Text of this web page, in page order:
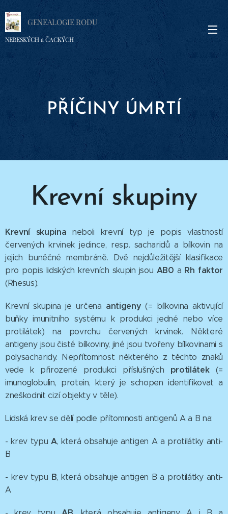
GENEALOGIE RODU
NEBESKÝCH a ČACKÝCH
PŘÍČINY ÚMRTÍ
Krevní skupiny
Krevní skupina neboli krevní typ je popis vlastností
červených krvinek jedince, resp. sacharidů a bílkovin na
jejich buněčné membráně. Dvě nejdůležitější klasifikace
pro popis lidských krevních skupin jsou AB0 a Rh faktor
(Rhesus).
Krevní skupina je určena antigeny (= bílkovina aktivující
buňky imunitního systému k produkci jedné nebo více
protilátek) na povrchu červených krvinek. Některé
antigeny jsou čisté bílkoviny, jiné jsou tvořeny bílkovinami s
polysacharidy. Nepřítomnost některého z těchto znaků
vede k přirozené produkci příslušných protilátek(=
imunoglobulin, protein, který je schopen identifikovat a
zneškodnit cizí objekty v těle).
Lidská krev se dělí podle přítomnosti antigenů A a B na:
- krev typuA, která obsahuje antigen A a protilátky anti-
B
- krev typu B, která obsahuje antigen B a protilátky anti-
A